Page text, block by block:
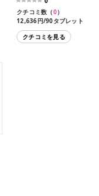
クチコミ数（0）
12,636円/90タブレット
クチコミを見る